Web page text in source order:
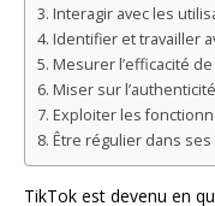
Interagir avec les
Identifier et travailler
Mesurer l’efficacité
Miser sur
Exploiter les
Être régulier dans
TikTok est devenu en